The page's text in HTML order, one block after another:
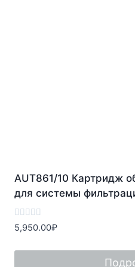
AUT861/10 Картридж
для системы
Оценка
0
5
5,950.00₽